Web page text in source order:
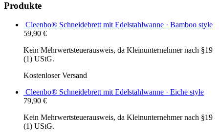
Produkte
Cleenbo® Schneidebrett mit Edelstahlwanne · Bamboo style
59,90 €
Kein Mehrwertsteuerausweis, da Kleinunternehmer nach §19
(1) UStG.
Kostenloser Versand
Cleenbo® Schneidebrett mit Edelstahlwanne · Eiche style
79,90 €
Kein Mehrwertsteuerausweis, da Kleinunternehmer nach §19
(1) UStG.